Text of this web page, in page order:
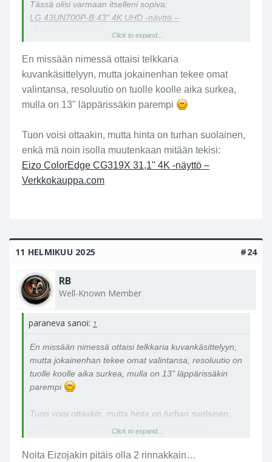
Tässä olisi varmaan itselleni sopiva:
LG 43UN700P-B 43" 4K UHD -näyttö –
Click to expand...
En missään nimessä ottaisi telkkaria
kuvankäsittelyyn, mutta jokainenhan tekee omat
valintansa, resoluutio on tuolle koolle aika surkea,
mulla on 13" läppärissäkin parempi
Tuon voisi ottaakin, mutta hinta on turhan suolainen,
enkä mä noin isolla muutenkaan mitään tekisi:
Eizo ColorEdge CG319X 31,1" 4K -näyttö –
Verkkokauppa.com
11 HELMIKUU 2025 #24
RB
Well-Known Member
paraneva sanoi: ↑
En missään nimessä ottaisi telkkaria kuvankäsittelyyn,
mutta jokainenhan tekee omat valintansa, resoluutio on
tuolle koolle aika surkea, mulla on 13" läppärissäkin
parempi
Tuon voisi ottaakin, mutta hinta on turhan suolainen,
enkä mä noin isolla muutenkaan mitään tekisi:
Verkkokauppa.com
Click to expand...
Noita Eizojakin pitäis olla 2 rinnakkain…